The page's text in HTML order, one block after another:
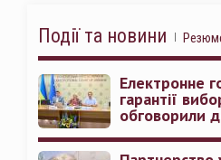
Події та новини
Електронне
гарантії
обговорили